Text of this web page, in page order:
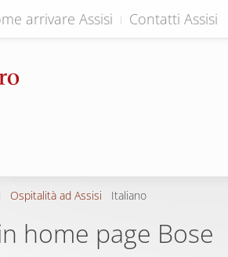
arrivare Assisi Contatti Assisi
Ospitalità ad Assisi Italiano
home page Bose